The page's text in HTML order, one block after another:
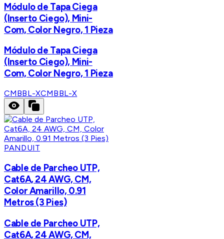
Módulo de Tapa Ciega
(Inserto Ciego), Mini-
Com, Color Negro, 1 Pieza
Módulo de Tapa Ciega
(Inserto Ciego), Mini-
Com, Color Negro, 1 Pieza
CMBBL-XCMBBL-X
PANDUIT
Cable de Parcheo UTP,
Cat6A, 24 AWG, CM,
Color Amarillo, 0.91
Metros (3 Pies)
Cable de Parcheo UTP,
Cat6A, 24 AWG, CM,